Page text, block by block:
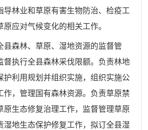
导林业和草原有害生物防治、检疫工
应对气候变化的相关工作。
县森林、草原、湿地资源的监督管
督执行全县森林采伐限额。负责林地
护利用规划并组织实施，组织实施公
作，管理国有森林资源。负责草原禁
原生态修复治理工作，监督管理草原
湿地生态保护修复工作，拟订全县湿